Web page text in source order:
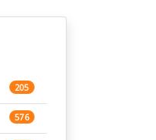
205
576